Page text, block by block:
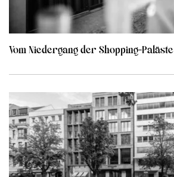
Vom Niedergang der Shopping-Paläste